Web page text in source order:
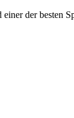
der besten